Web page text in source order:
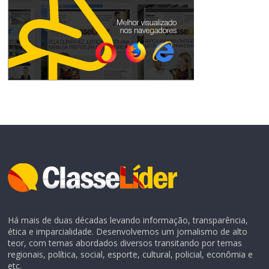
Há mais de duas décadas levando informação, transparência,
ética e imparcialidade. Desenvolvemos um jornalismo de alto
teor, com temas abordados diversos transitando por temas
regionais, política, social, esporte, cultural, policial, econômia e
etc.